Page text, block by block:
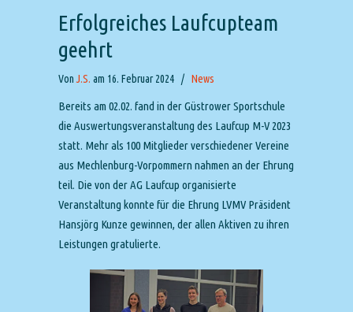
Erfolgreiches Laufcupteam
geehrt
Von J.S. am 16. Februar 2024 / News
Bereits am 02.02. fand in der Güstrower Sportschule
die Auswertungsveranstaltung des Laufcup M-V 2023
statt. Mehr als 100 Mitglieder verschiedener Vereine
aus Mechlenburg-Vorpommern nahmen an der Ehrung
teil. Die von der AG Laufcup organisierte
Veranstaltung konnte für die Ehrung LVMV Präsident
Hansjörg Kunze gewinnen, der allen Aktiven zu ihren
Leistungen gratulierte.